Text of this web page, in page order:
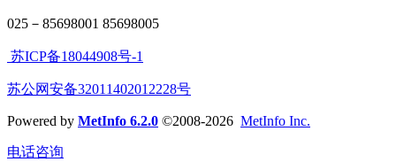
025－85698001 85698005
苏ICP备18044908号-1
苏公网安备32011402012228号
Powered by MetInfo 6.2.0 ©2008-2026 MetInfo Inc.
电话咨询